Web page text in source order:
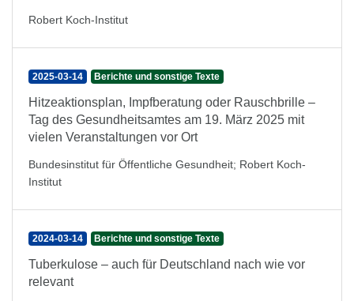
Robert Koch-Institut
2025-03-14 Berichte und sonstige Texte
Hitzeaktionsplan, Impfberatung oder Rauschbrille –
Tag des Gesundheitsamtes am 19. März 2025 mit
vielen Veranstaltungen vor Ort
Bundesinstitut für Öffentliche Gesundheit; Robert Koch-
Institut
2024-03-14 Berichte und sonstige Texte
Tuberkulose – auch für Deutschland nach wie vor
relevant